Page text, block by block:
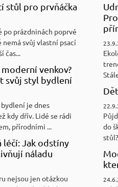
stůl pro prvňáčka
po prázdninách poprvé
nemá svůj vlastní psací
čas...
venkov?
svůj styl bydlení
je dnes
kdy dřív. Lidé se rádi
přírodními ...
léčí: Jak odstíny
náladu
nejsou jen otázkou
do